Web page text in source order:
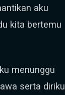
aku
kita bertemu
menunggu
serta diriku